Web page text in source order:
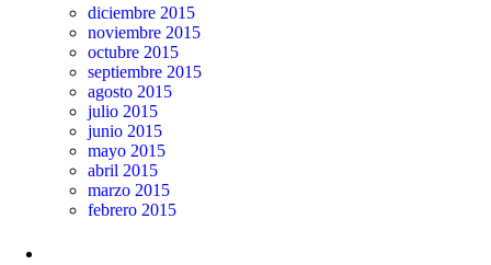
diciembre 2015
noviembre 2015
octubre 2015
septiembre 2015
agosto 2015
julio 2015
junio 2015
mayo 2015
abril 2015
marzo 2015
febrero 2015